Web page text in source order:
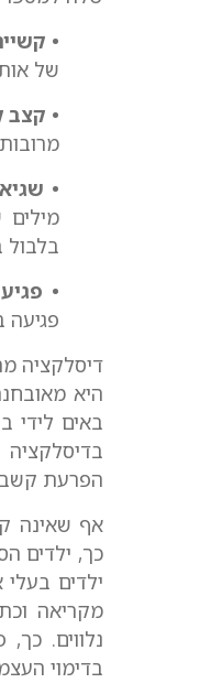
•
של
• קצב
•
בלבול
•
פגיעה
דיסלקציה
היא
באים לידי
הפרעת קשב
אף שאינה
כך, ילדים
ילדים
מקריאה
נלווים.
בדימוי